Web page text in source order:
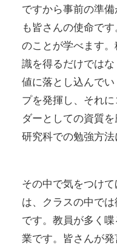
ですから事前の準
も皆さんの使命で
のことが学べます
識を得るだけでは
値に落とし込んで
プを発揮し、それ
ダーとしての資質
研究科での勉強方法
その中で気をつけ
は、クラスの中で
です。教員が多く
業です。皆さんが